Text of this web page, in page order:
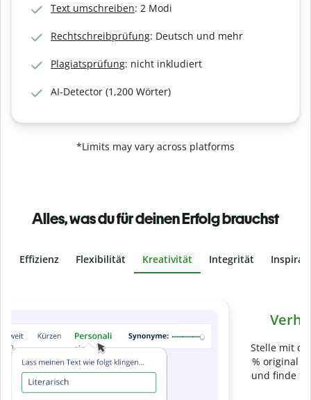
Text umschreiben: 2 Modi
Rechtschreibprüfung: Deutsch und mehr
Plagiatsprüfung: nicht inkludiert
AI-Detector (1,200 Wörter)
*Limits may vary across platforms
Alles, was du für deinen Erfolg brauchst
Effizienz Flexibilität Kreativität Integrität
versehentliches Plagiat
Stelle mit der Plagiatsprüfung sicher, dass dein Text zu 100
% original ist. Analysiere deine Arbeit in Sekundenschnelle
und finde fehlende Quellenangaben in über 100 Sprachen.